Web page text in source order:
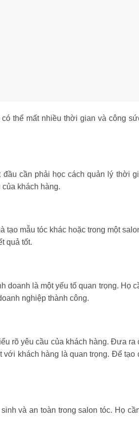
thể mất nhiều thời gian và công
cần phải học cách quản lý thời
khách hàng.
mẫu tóc khác hoặc trong một
quả tốt.
là một yếu tố quan trọng. Họ
nghiệp thành công.
rõ yêu cầu của khách hàng. Đưa ra
khách hàng là quan trọng. Để tạo
và an toàn trong salon tóc. Họ